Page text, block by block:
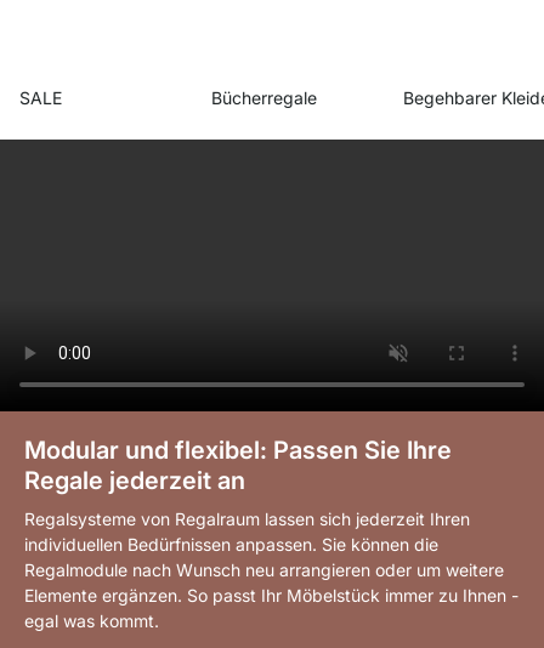
SALE Bücherregale Begehbarer
Modular und flexibel: Passen Sie Ihre
Regale jederzeit an
Regalsysteme von Regalraum lassen sich jederzeit Ihren
individuellen Bedürfnissen anpassen. Sie können die
Regalmodule nach Wunsch neu arrangieren oder um weitere
Elemente ergänzen. So passt Ihr Möbelstück immer zu Ihnen -
egal was kommt.